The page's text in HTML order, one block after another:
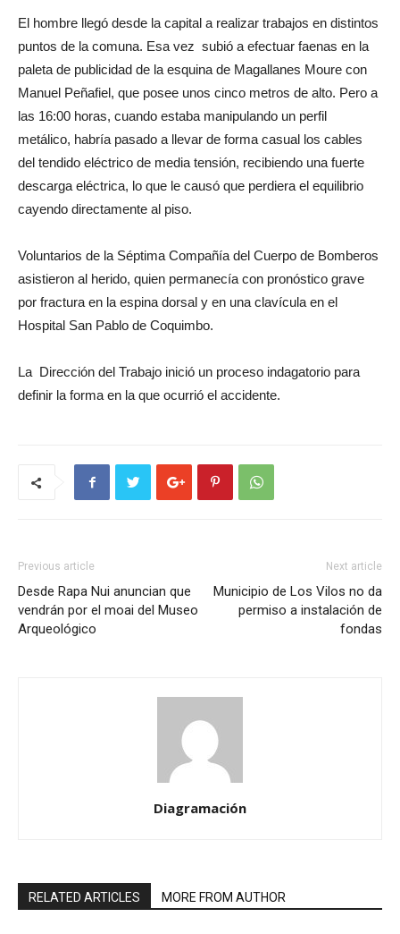
El hombre llegó desde la capital a realizar trabajos en distintos
puntos de la comuna. Esa vez subió a efectuar faenas en la
paleta de publicidad de la esquina de Magallanes Moure con
Manuel Peñafiel, que posee unos cinco metros de alto. Pero a
las 16:00 horas, cuando estaba manipulando un perfil
metálico, habría pasado a llevar de forma casual los cables
del tendido eléctrico de media tensión, recibiendo una fuerte
descarga eléctrica, lo que le causó que perdiera el equilibrio
cayendo directamente al piso.
Voluntarios de la Séptima Compañía del Cuerpo de Bomberos
asistieron al herido, quien permanecía con pronóstico grave
por fractura en la espina dorsal y en una clavícula en el
Hospital San Pablo de Coquimbo.
La Dirección del Trabajo inició un proceso indagatorio para
definir la forma en la que ocurrió el accidente.
Previous article
Desde Rapa Nui anuncian que
vendrán por el moai del Museo
Arqueológico
Next article
Municipio de Los Vilos no da
permiso a instalación de
fondas
Diagramación
RELATED ARTICLES MORE FROM AUTHOR